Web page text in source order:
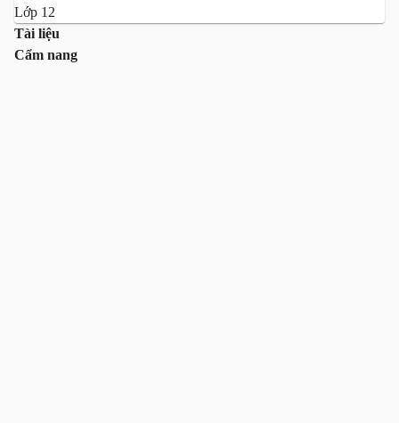
Lớp 12
Tài liệu
Cẩm nang